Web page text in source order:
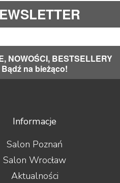
NOWOŚCI, BESTSELLERY
Bądź na bieżąco!
Informacje
Salon Poznań
Salon Wrocław
Aktualności